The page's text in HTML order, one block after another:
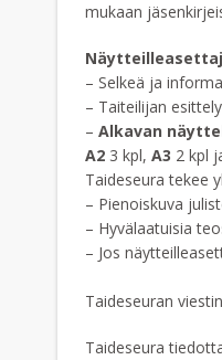
mukaan
– Selkeä ja
– Taiteilijan
– Alkavan
A2 3 kpl, A3 2 kpl
Taideseura tekee
– Pienoiskuva
– Hyvälaatuisia
– Jos
Taideseuran
Taideseura